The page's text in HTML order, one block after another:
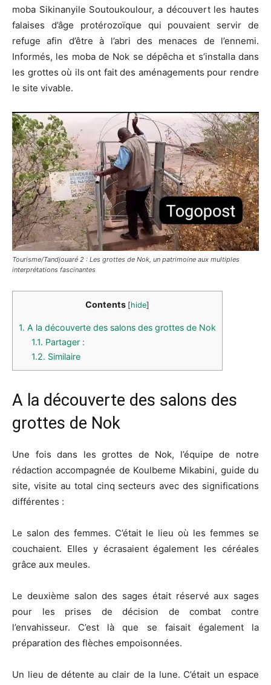
moba Sikinanyile Soutoukoulour, a découvert les hautes
falaises d’âge protérozoïque qui pouvaient servir de
refuge afin d’être à l’abri des menaces de l’ennemi.
Informés, les moba de Nok se dépêcha et s’installa dans
les grottes où ils ont fait des aménagements pour rendre
le site vivable.
Tourisme/Tandjouaré 2 : Les grottes de Nok, un patrimoine aux multiples
interprétations fascinantes
Contents [hide]
1. A la découverte des salons des grottes de Nok
1.1. Partager :
1.2. Similaire
A la découverte des salons des
grottes de Nok
Une fois dans les grottes de Nok, l’équipe de notre
rédaction accompagnée de Koulbeme Mikabini, guide du
site, visite au total cinq secteurs avec des significations
différentes :
Le salon des femmes. C’était le lieu où les femmes se
couchaient. Elles y écrasaient également les céréales
grâce aux meules.
Le deuxième salon des sages était réservé aux sages
pour les prises de décision de combat contre
l’envahisseur. C’est là que se faisait également la
préparation des flèches empoisonnées.
Un lieu de détente au clair de la lune. C’était un espace